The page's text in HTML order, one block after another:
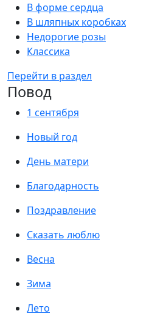
В форме сердца
В шляпных коробках
Недорогие розы
Классика
Перейти в раздел
Повод
1 сентября
Новый год
День матери
Благодарность
Поздравление
Сказать люблю
Весна
Зима
Лето